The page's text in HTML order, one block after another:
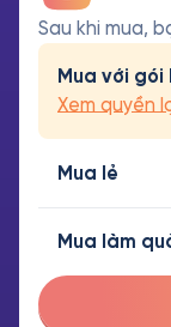
Sau khi mua,
Mua với gói
Xem quyền
Mua lẻ
Mua làm